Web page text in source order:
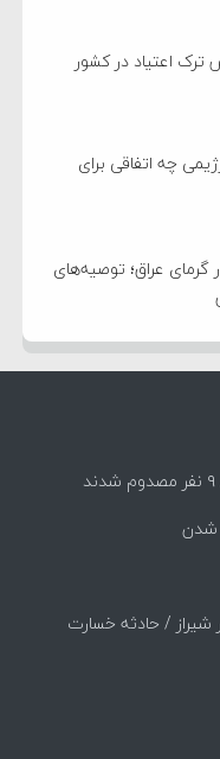
اعتیاد در کشور
چه اتفاقی برای
گرمای عراق؛ توصیه‌های
شدن
/ حادثه خسارت